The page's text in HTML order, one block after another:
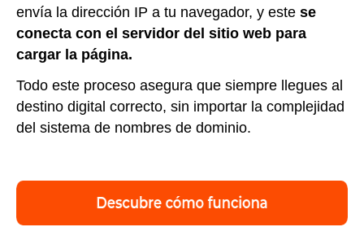
envía la dirección IP a tu navegador, y este se
conecta con el servidor del sitio web para
cargar la página.
Todo este proceso asegura que siempre llegues al
destino digital correcto, sin importar la complejidad
del sistema de nombres de dominio.